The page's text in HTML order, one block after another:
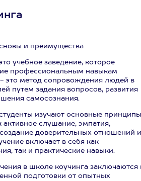
и преимущества
учебное заведение, которое
профессиональным навыкам
- это метод сопровождения людей в
путем задания вопросов, развития
самосознания.
изучают основные принципы
активное слушание, эмпатия,
доверительных отношений и
включает в себя как
так и практические навыки.
в школе коучинга заключаются
подготовки от опытных